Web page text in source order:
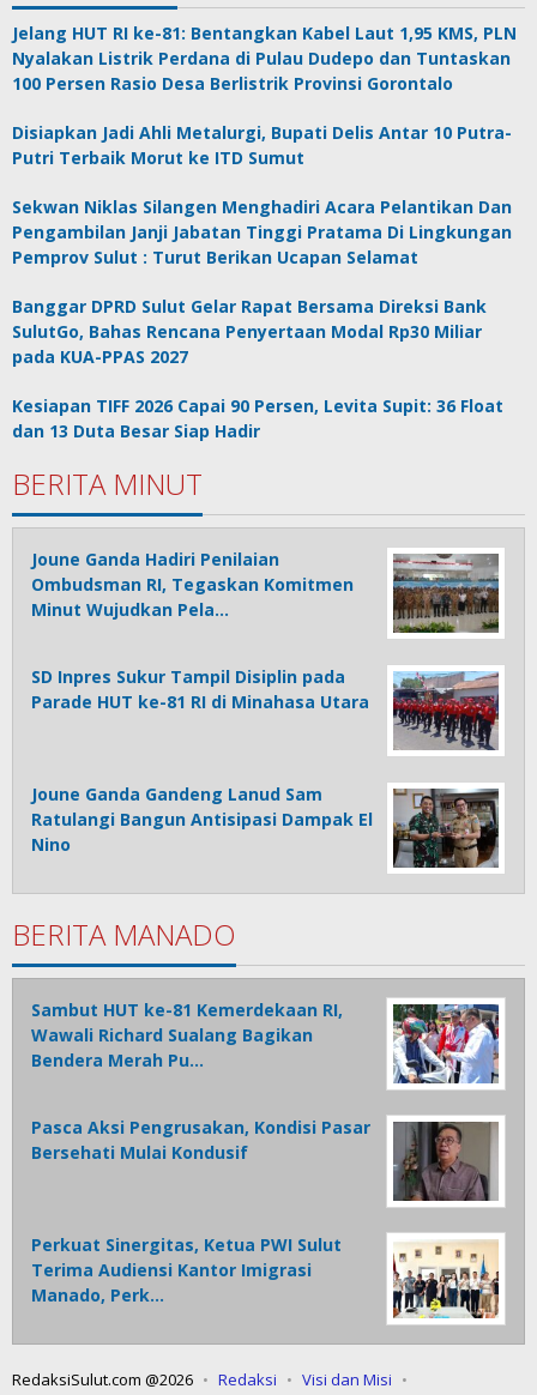
Jelang HUT RI ke-81: Bentangkan Kabel Laut 1,95 KMS, PLN
Nyalakan Listrik Perdana di Pulau Dudepo dan Tuntaskan
100 Persen Rasio Desa Berlistrik Provinsi Gorontalo
Disiapkan Jadi Ahli Metalurgi, Bupati Delis Antar 10 Putra-
Putri Terbaik Morut ke ITD Sumut
Sekwan Niklas Silangen Menghadiri Acara Pelantikan Dan
Pengambilan Janji Jabatan Tinggi Pratama Di Lingkungan
Pemprov Sulut : Turut Berikan Ucapan Selamat
Banggar DPRD Sulut Gelar Rapat Bersama Direksi Bank
SulutGo, Bahas Rencana Penyertaan Modal Rp30 Miliar
pada KUA-PPAS 2027
Kesiapan TIFF 2026 Capai 90 Persen, Levita Supit: 36 Float
dan 13 Duta Besar Siap Hadir
BERITA MINUT
Joune Ganda Hadiri Penilaian
Ombudsman RI, Tegaskan Komitmen
Minut Wujudkan Pela…
SD Inpres Sukur Tampil Disiplin pada
Parade HUT ke-81 RI di Minahasa Utara
Joune Ganda Gandeng Lanud Sam
Ratulangi Bangun Antisipasi Dampak El
Nino
BERITA MANADO
Sambut HUT ke-81 Kemerdekaan RI,
Wawali Richard Sualang Bagikan
Bendera Merah Pu…
Pasca Aksi Pengrusakan, Kondisi Pasar
Bersehati Mulai Kondusif
Perkuat Sinergitas, Ketua PWI Sulut
Terima Audiensi Kantor Imigrasi
Manado, Perk…
RedaksiSulut.com @2026 Redaksi
Visi dan Misi